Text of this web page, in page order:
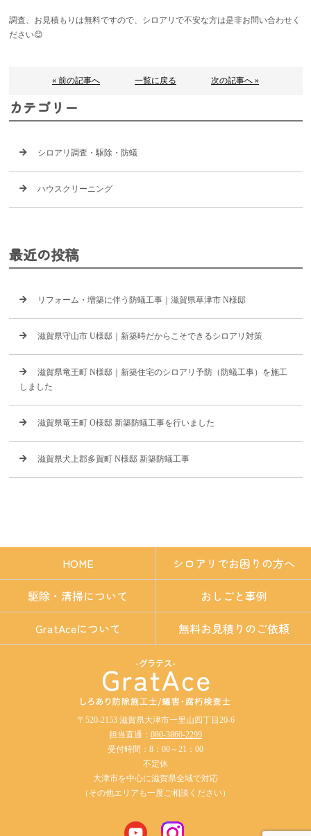
調査、お見積もりは無料ですので、シロアリで不安な方は是非お問い合わせく
ださい😊
« 前の記事へ 一覧に戻る 次の記事へ »
カテゴリー
シロアリ調査・駆除・防蟻
ハウスクリーニング
最近の投稿
リフォーム・増築に伴う防蟻工事｜滋賀県草津市 N様邸
滋賀県守山市 U様邸｜新築時だからこそできるシロアリ対策
滋賀県竜王町 N様邸｜新築住宅のシロアリ予防（防蟻工事）を施工
しました
滋賀県竜王町 O様邸 新築防蟻工事を行いました
滋賀県犬上郡多賀町 N様邸 新築防蟻工事
HOME
シロアリでお困りの方へ
駆除・清掃について
おしごと事例
GratAceについて
無料お見積りのご依頼
〒520-2153 滋賀県大津市一里山四丁目20-6
担当直通： 080-3860-2299
受付時間：8：00～21：00
不定休
大津市を中心に滋賀県全域で対応
（その他エリアも一度ご相談ください）